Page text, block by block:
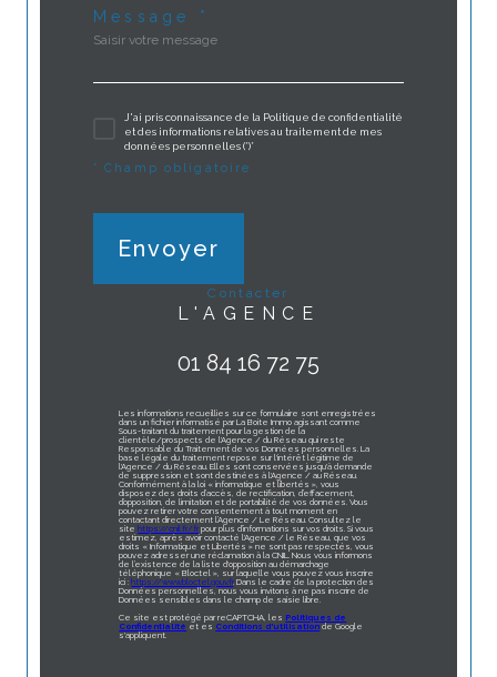
Message *
J'ai pris connaissance de la Politique de confidentialité
et des informations relatives au traitement de mes
données personnelles (*)*
* Champ obligatoire
Envoyer
contacter
L'AGENCE
01 84 16 72 75
Les informations recueillies sur ce formulaire sont enregistrées
dans un fichier informatisé par La Boite Immo agissant comme
Sous-traitant du traitement pour la gestion de la
clientèle/prospects de l'Agence / du Réseau qui reste
Responsable du Traitement de vos Données personnelles. La
base légale du traitement repose sur l'intérêt légitime de
l'Agence / du Réseau. Elles sont conservées jusqu'à demande
de suppression et sont destinées à l'Agence / au Réseau.
Conformément à la loi « informatique et libertés », vous
disposez des droits d’accès, de rectification, d’effacement,
d’opposition, de limitation et de portabilité de vos données. Vous
pouvez retirer votre consentement à tout moment en
contactant directement l’Agence / Le Réseau. Consultez le
site https://cnil.fr/fr pour plus d’informations sur vos droits. Si vous
estimez, après avoir contacté l'Agence / le Réseau, que vos
droits « Informatique et Libertés » ne sont pas respectés, vous
pouvez adresser une réclamation à la CNIL. Nous vous informons
de l’existence de la liste d'opposition au démarchage
téléphonique « Bloctel », sur laquelle vous pouvez vous inscrire
ici : https://www.bloctel.gouv.fr. Dans le cadre de la protection des
Données personnelles, nous vous invitons à ne pas inscrire de
Données sensibles dans le champ de saisie libre.
Ce site est protégé par reCAPTCHA, les Politiques de
Confidentialité et es Conditions d'utilisation de Google
s'appliquent.